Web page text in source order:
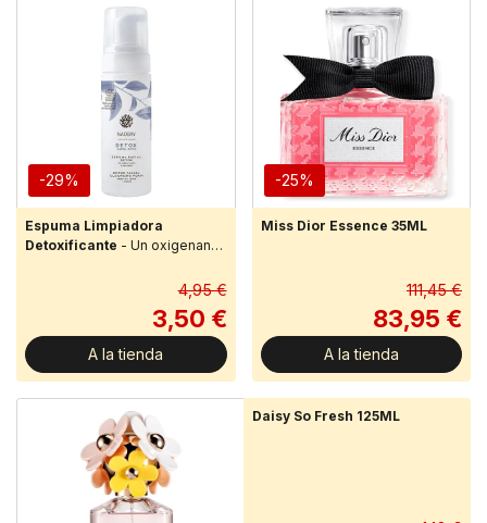
-29%
Espuma Limpiadora
Detoxificante - Un oxigenante
las impurezas más tenaces y
4,95 €
3,50 €
A la tienda
-25%
Miss Dior Essence 35ML
111,45 €
83,95 €
A la tienda
Daisy So Fresh 125ML